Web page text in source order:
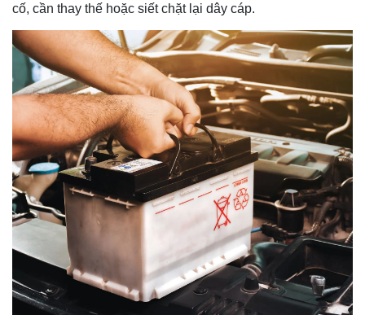
cố, cần thay thế hoặc siết chặt lại dây cáp.